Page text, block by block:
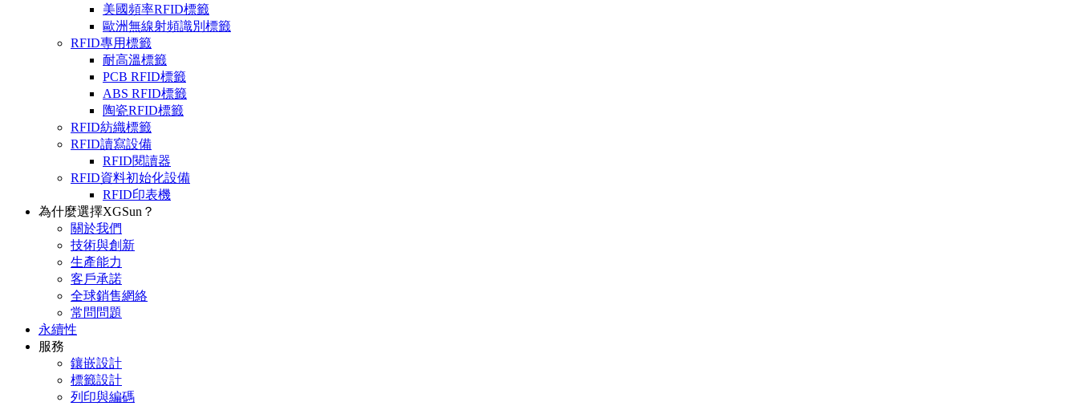
美國頻率RFID標籤
歐洲無線射頻識別標籤
RFID專用標籤
耐高溫標籤
PCB RFID標籤
ABS RFID標籤
陶瓷RFID標籤
RFID紡織標籤
RFID讀寫設備
RFID閱讀器
RFID資料初始化設備
RFID印表機
為什麼選擇XGSun？
關於我們
技術與創新
生產能力
客戶承諾
全球銷售網絡
常問問題
永續性
服務
鑲嵌設計
標籤設計
列印與編碼